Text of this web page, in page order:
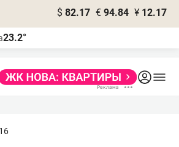
$ 82.17 € 94.84 ¥ 12.17
23.2°